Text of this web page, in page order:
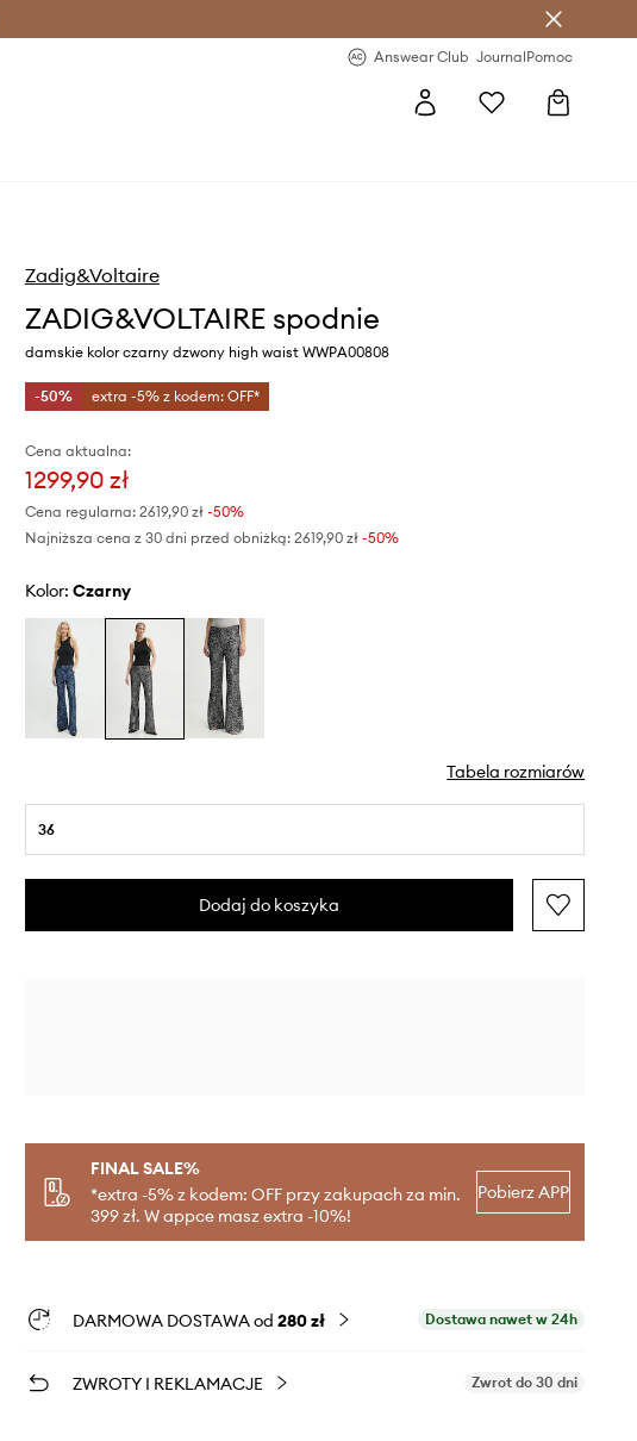
Answear Club JournalPomoc
Zadig&Voltaire
ZADIG&VOLTAIRE spodnie
damskie kolor czarny dzwony high waist WWPA00808
-50% extra -5% z kodem: OFF*
Cena aktualna:
1299,90 zł
Cena regularna: 2619,90 zł-50%
Najniższa cena z 30 dni przed obniżką: 2619,90 zł -50%
Kolor: czarny
Tabela rozmiarów
36
Dodaj do koszyka
FINAL SALE%
*extra -5% z kodem: OFF przy zakupach za min.
399 zł. W appce masz extra -10%!
Pobierz APP
DARMOWA DOSTAWA od 280 zł Dostawa nawet w 24h
ZWROTY I REKLAMACJE Zwrot do 30 dni